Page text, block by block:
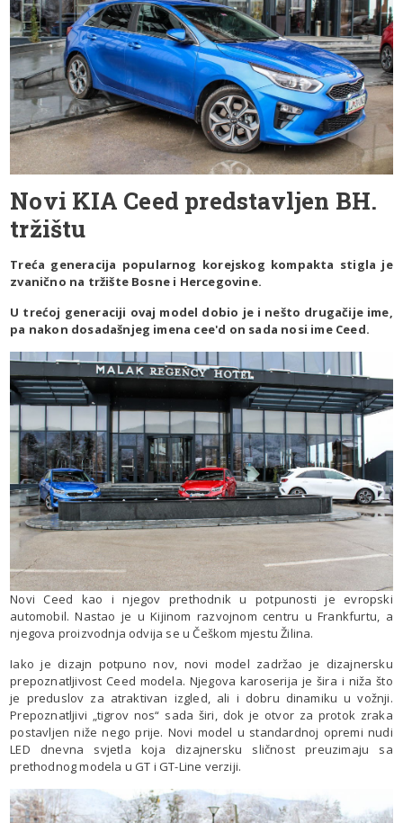
Novi KIA Ceed predstavljen BH.
tržištu
Treća generacija popularnog korejskog kompakta stigla je
zvanično na tržište Bosne i Hercegovine.
U trećoj generaciji ovaj model dobio je i nešto drugačije ime,
pa nakon dosadašnjeg imena cee'd on sada nosi ime Ceed.
Novi Ceed kao i njegov prethodnik u potpunosti je evropski
automobil. Nastao je u Kijinom razvojnom centru u Frankfurtu, a
njegova proizvodnja odvija se u Češkom mjestu Žilina.
Iako je dizajn potpuno nov, novi model zadržao je dizajnersku
prepoznatljivost Ceed modela. Njegova karoserija je šira i niža što
je preduslov za atraktivan izgled, ali i dobru dinamiku u vožnji.
Prepoznatljivi „tigrov nos“ sada širi, dok je otvor za protok zraka
postavljen niže nego prije. Novi model u standardnoj opremi nudi
LED dnevna svjetla koja dizajnersku sličnost preuzimaju sa
prethodnog modela u GT i GT-Line verziji.